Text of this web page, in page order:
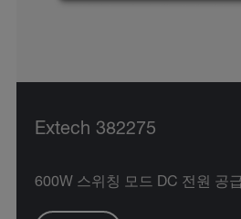
Extech 382275
600W 스위칭 모드 DC 전원 공